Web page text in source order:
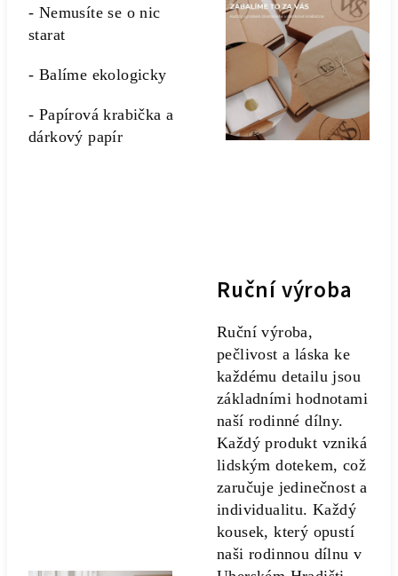
- Nemusíte se o nic
starat
- Balíme ekologicky
- Papírová krabička a
dárkový papír
Ruční výroba
Ruční výroba,
pečlivost a láska ke
každému detailu jsou
základními hodnotami
naší rodinné dílny.
Každý produkt vzniká
lidským dotekem, což
zaručuje jedinečnost a
individualitu. Každý
kousek, který opustí
naši rodinnou dílnu v